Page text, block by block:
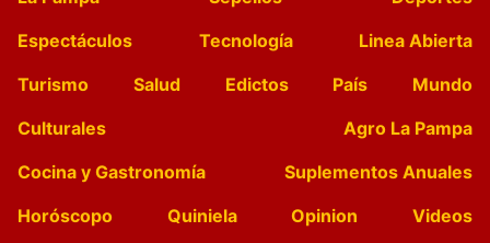
Espectáculos
Tecnología
Linea Abierta
Turismo
Salud Edictos País
Mundo
Culturales
Agro La Pampa
Cocina y Gastronomía
Suplementos Anuales
Horóscopo
Quiniela Opinion
Videos